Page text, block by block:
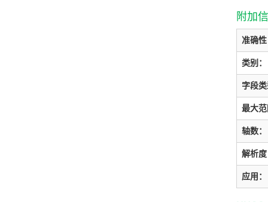
附加信
准确性
类别：
字段类
最大范
轴数：
解析度
应用：